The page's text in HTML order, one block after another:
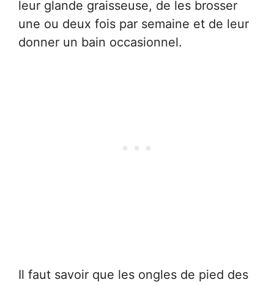
leur glande graisseuse, de les brosser
une ou deux fois par semaine et de leur
donner un bain occasionnel.
Il faut savoir que les ongles de pied des